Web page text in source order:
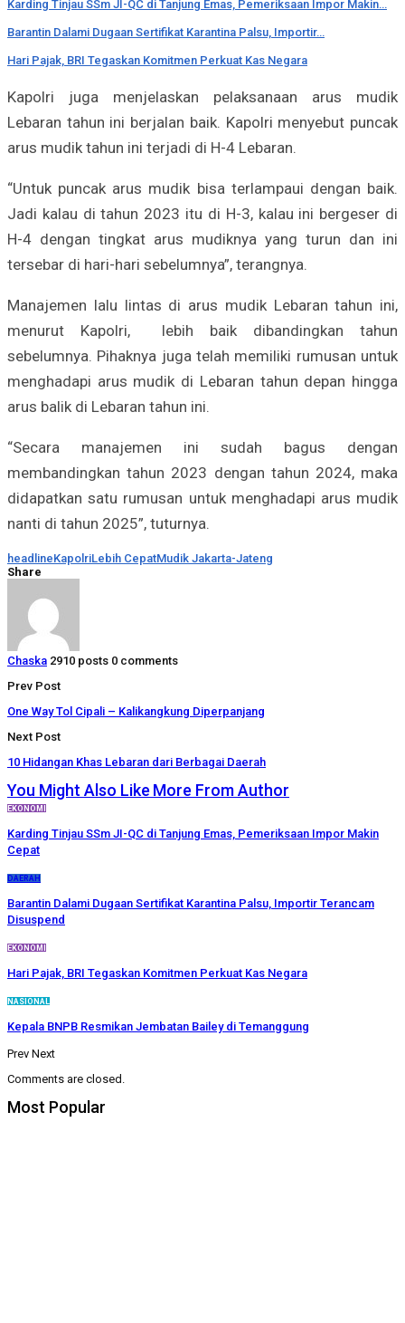
Karding Tinjau SSm JI-QC di Tanjung Emas, Pemeriksaan Impor Makin…
Barantin Dalami Dugaan Sertifikat Karantina Palsu, Importir…
Hari Pajak, BRI Tegaskan Komitmen Perkuat Kas Negara
Kapolri juga menjelaskan pelaksanaan arus mudik
Lebaran tahun ini berjalan baik. Kapolri menyebut puncak
arus mudik tahun ini terjadi di H-4 Lebaran.
“Untuk puncak arus mudik bisa terlampaui dengan baik.
Jadi kalau di tahun 2023 itu di H-3, kalau ini bergeser di
H-4 dengan tingkat arus mudiknya yang turun dan ini
tersebar di hari-hari sebelumnya”, terangnya.
Manajemen lalu lintas di arus mudik Lebaran tahun ini,
menurut Kapolri, lebih baik dibandingkan tahun
sebelumnya. Pihaknya juga telah memiliki rumusan untuk
menghadapi arus mudik di Lebaran tahun depan hingga
arus balik di Lebaran tahun ini.
“Secara manajemen ini sudah bagus dengan
membandingkan tahun 2023 dengan tahun 2024, maka
didapatkan satu rumusan untuk menghadapi arus mudik
nanti di tahun 2025”, tuturnya.
headlineKapolriLebih CepatMudik Jakarta-Jateng
Share
Chaska 2910 posts 0 comments
Prev Post
One Way Tol Cipali – Kalikangkung Diperpanjang
Next Post
10 Hidangan Khas Lebaran dari Berbagai Daerah
You Might Also Like More From Author
EKONOMI
Karding Tinjau SSm JI-QC di Tanjung Emas, Pemeriksaan Impor Makin
Cepat
DAERAH
Barantin Dalami Dugaan Sertifikat Karantina Palsu, Importir Terancam
Disuspend
EKONOMI
Hari Pajak, BRI Tegaskan Komitmen Perkuat Kas Negara
NASIONAL
Kepala BNPB Resmikan Jembatan Bailey di Temanggung
Prev Next
Comments are closed.
Most Popular